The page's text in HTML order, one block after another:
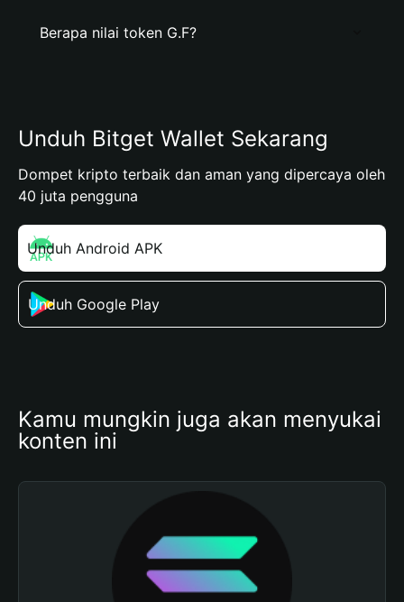
Berapa nilai token G.F?
Unduh Bitget Wallet Sekarang
Dompet kripto terbaik dan aman yang dipercaya oleh
40 juta pengguna
Unduh Android APK
Unduh Google Play
Kamu mungkin juga akan menyukai
konten ini